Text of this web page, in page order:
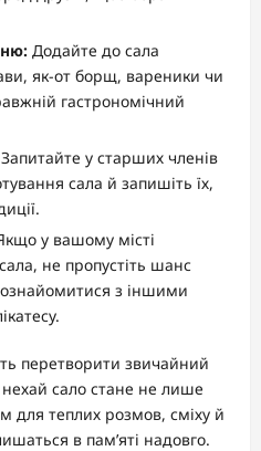
Додайте до сала
як-от борщ, вареники чи
гастрономічний
Запитайте у старших членів
сала й запишіть їх,
у вашому місті
не пропустіть шанс
з іншими
перетворити звичайний
сало стане не лише
для теплих розмов, сміху й
в пам’яті надовго.